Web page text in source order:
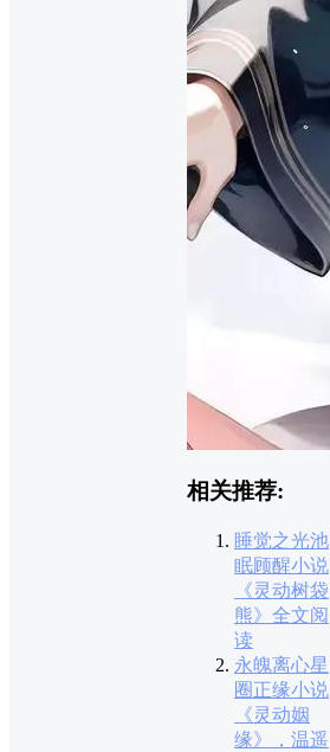
相关推荐:
睡觉之光池
眠顾醒小说
《灵动树袋
熊》全文阅
读
永魄离心星
圈正缘小说
《灵动姻
缘》，温遥